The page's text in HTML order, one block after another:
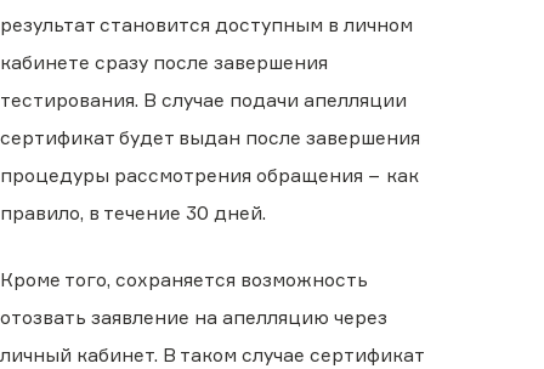
результат становится доступным в личном
кабинете сразу после завершения
тестирования. В случае подачи апелляции
сертификат будет выдан после завершения
процедуры рассмотрения обращения − как
правило, в течение 30 дней.
Кроме того, сохраняется возможность
отозвать заявление на апелляцию через
личный кабинет. В таком случае сертификат